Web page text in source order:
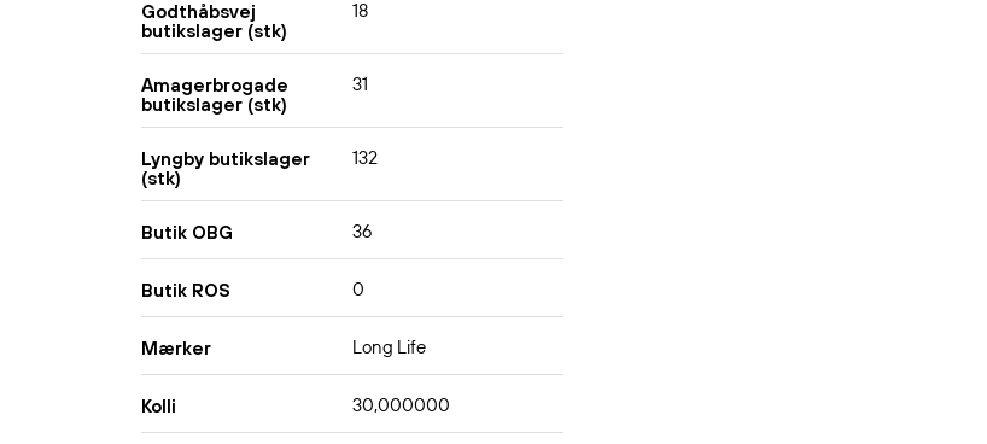
Godthåbsvej
butikslager (stk)
18
Amagerbrogade
butikslager (stk)
31
Lyngby butikslager
(stk)
132
Butik OBG 36
Butik ROS 0
Mærker Long Life
Kolli 30,000000